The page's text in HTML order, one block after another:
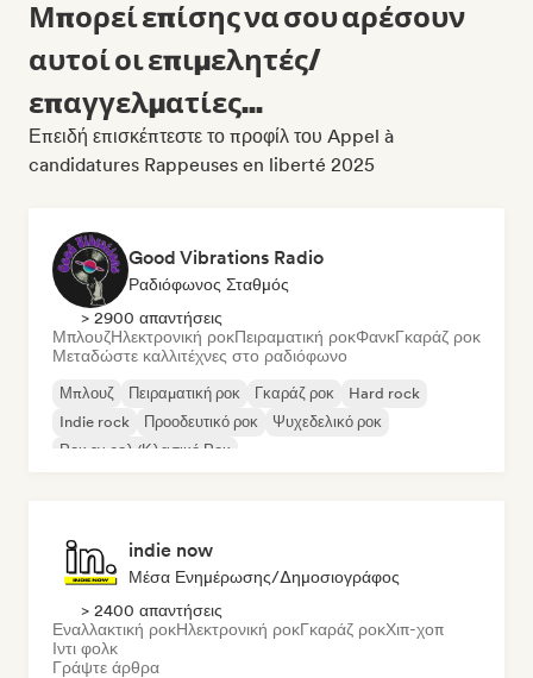
Μπορεί επίσης να σου αρέσουν
αυτοί οι επιμελητές/
επαγγελματίες...
Επειδή επισκέπτεστε το προφίλ του Appel à
candidatures Rappeuses en liberté 2025
Good Vibrations Radio
Ραδιόφωνος Σταθμός
> 2900 απαντήσεις
ΜπλουζΗλεκτρονική ροκΠειραματική ροκΦανκΓκαράζ ροκ
Μεταδώστε καλλιτέχνες στο ραδιόφωνο
Μπλουζ Πειραματική ροκ Γκαράζ ροκ
Hard rock
Indie rock
Προοδευτικό ροκ
Ψυχεδελικό ροκ
Ροκ εν ρολ/Κλασικό Ροκ
indie now
Μέσα Ενημέρωσης/Δημοσιογράφος
> 2400 απαντήσεις
Εναλλακτική ροκΗλεκτρονική ροκΓκαράζ ροκΧιπ-χοπ
Ιντι φολκ
Γράψτε άρθρα